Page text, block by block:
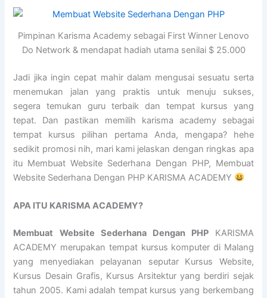
Pimpinan Karisma Academy sebagai First Winner Lenovo
Do Network & mendapat hadiah utama senilai $ 25.000
Jadi jika ingin cepat mahir dalam mengusai sesuatu serta
menemukan jalan yang praktis untuk menuju sukses,
segera temukan guru terbaik dan tempat kursus yang
tepat. Dan pastikan memilih karisma academy sebagai
tempat kursus pilihan pertama Anda, mengapa? hehe
sedikit promosi nih, mari kami jelaskan dengan ringkas apa
itu Membuat Website Sederhana Dengan PHP, Membuat
Website Sederhana Dengan PHP KARISMA ACADEMY
APA ITU KARISMA ACADEMY?
Membuat Website Sederhana Dengan PHP KARISMA
ACADEMY merupakan tempat kursus komputer di Malang
yang menyediakan pelayanan seputar Kursus Website,
Kursus Desain Grafis, Kursus Arsitektur yang berdiri sejak
tahun 2005. Kami adalah tempat kursus yang berkembang